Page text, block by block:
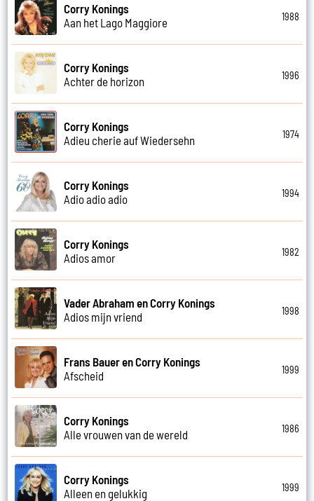
Corry Konings
Aan het Lago Maggiore
1988
Corry Konings
Achter de horizon
1996
Corry Konings
Adieu cherie auf Wiedersehn
1974
Corry Konings
Adio adio adio
1994
Corry Konings
Adios amor
1982
Vader Abraham en Corry Konings
Adios mijn vriend
1998
Frans Bauer en Corry Konings
Afscheid
1999
Corry Konings
Alle vrouwen van de wereld
1986
Corry Konings
Alleen en gelukkig
1999